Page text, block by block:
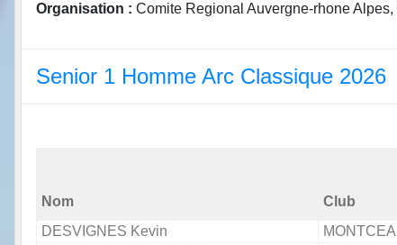
Organisation : Comite Regional Auvergne-rhone
Senior 1 Homme Arc Classique 2026
Nom Club
DESVIGNES Kevin